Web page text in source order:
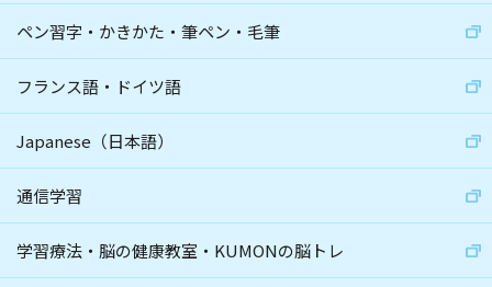
ペン習字・かきかた・筆ペン・毛筆
フランス語・ドイツ語
Japanese（日本語）
通信学習
学習療法・脳の健康教室・KUMONの脳トレ